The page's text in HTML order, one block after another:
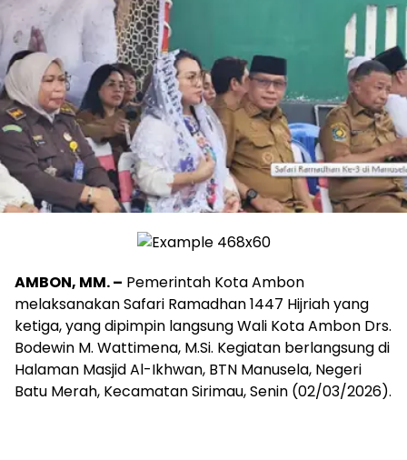
AMBON, MM. – Pemerintah Kota Ambon
melaksanakan Safari Ramadhan 1447 Hijriah yang
ketiga, yang dipimpin langsung Wali Kota Ambon Drs.
Bodewin M. Wattimena, M.Si. Kegiatan berlangsung di
Halaman Masjid Al-Ikhwan, BTN Manusela, Negeri
Batu Merah, Kecamatan Sirimau, Senin (02/03/2026).